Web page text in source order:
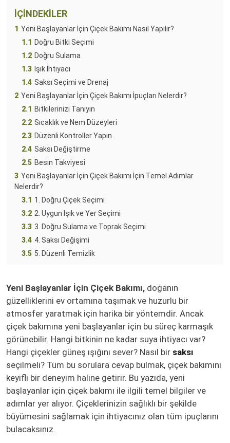
İÇİNDEKİLER
1 Yeni Başlayanlar İçin Çiçek Bakımı Nasıl Yapılır?
1.1 Doğru Bitki Seçimi
1.2 Doğru Sulama
1.3 Işık İhtiyacı
1.4 Saksı Seçimi ve Drenaj
2 Yeni Başlayanlar İçin Çiçek Bakımı İpuçları Nelerdir?
2.1 Bitkilerinizi Tanıyın
2.2 Sıcaklık ve Nem Düzeyleri
2.3 Düzenli Kontroller Yapın
2.4 Saksı Değiştirme
2.5 Besin Takviyesi
3 Yeni Başlayanlar İçin Çiçek Bakımı İçin Temel Adımlar
Nelerdir?
3.1 1. Doğru Çiçek Seçimi
3.2 2. Uygun Işık ve Yer Seçimi
3.3 3. Doğru Sulama ve Toprak Seçimi
3.4 4. Saksı Değişimi
3.5 5. Düzenli Temizlik
Yeni Başlayanlar İçin Çiçek Bakımı, doğanın
güzelliklerini ev ortamına taşımak ve huzurlu bir
atmosfer yaratmak için harika bir yöntemdir. Ancak
çiçek bakımına yeni başlayanlar için bu süreç karmaşık
görünebilir. Hangi bitkinin ne kadar suya ihtiyacı var?
Hangi çiçekler güneş ışığını sever? Nasıl bir saksı
seçilmeli? Tüm bu sorulara cevap bulmak, çiçek bakımını
keyifli bir deneyim haline getirir. Bu yazıda, yeni
başlayanlar için çiçek bakımı ile ilgili temel bilgiler ve
adımlar yer alıyor. Çiçeklerinizin sağlıklı bir şekilde
büyümesini sağlamak için ihtiyacınız olan tüm ipuçlarını
bulacaksınız.